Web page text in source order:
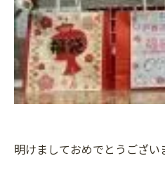
明けましておめでとうござい